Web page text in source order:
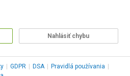
Nahlásiť chybu
GDPR DSA Pravidlá používania